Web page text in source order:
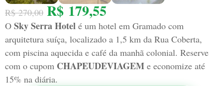
R$270,00 R$179,55
O Sky Serra Hotel é um hotel em Gramado com
arquitetura suíça, localizado a 1,5 km da Rua Coberta,
com piscina aquecida e café da manhã colonial. Reserve
com o cupom CHAPEUDEVIAGEM e economize até
15% na diária.